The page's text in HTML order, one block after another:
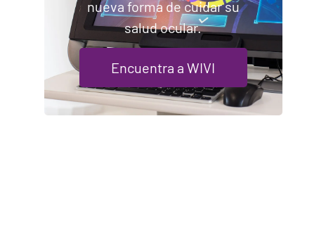
nueva forma de cuidar su
salud ocular.
Encuentra a WIVI